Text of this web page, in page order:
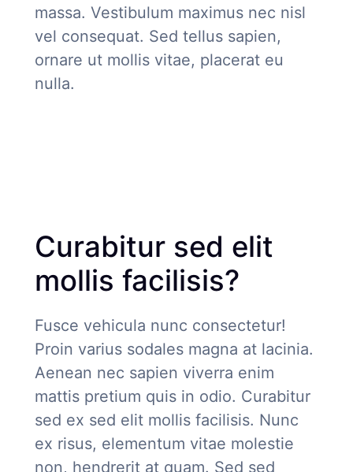
massa. Vestibulum maximus nec nisl
vel consequat. Sed tellus sapien,
ornare ut mollis vitae, placerat eu
nulla.
Curabitur sed elit
mollis facilisis?
Fusce vehicula nunc consectetur!
Proin varius sodales magna at lacinia.
Aenean nec sapien viverra enim
mattis pretium quis in odio. Curabitur
sed ex sed elit mollis facilisis. Nunc
ex risus, elementum vitae molestie
non, hendrerit at quam. Sed sed